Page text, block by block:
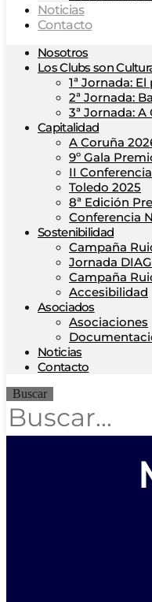
Noticias
Contacto
Nosotros
Los Clubs son
1ª Jornada:
2ª Jornada:
3ª Jornada: A
Capitalidad
A Coruña
9º Gala
II
Toledo 2025
8ª Edición
Conferencia
Sostenibilidad
Campaña
Jornada
Campaña
Accesibilidad
Asociados
Asociaciones
Noticias
Contacto
Buscar